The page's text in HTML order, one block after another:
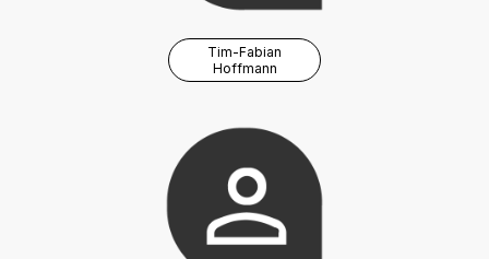
Tim-Fabian
Hoffmann